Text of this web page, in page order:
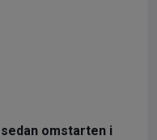
omstarten i